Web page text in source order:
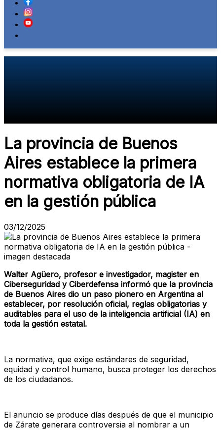
La provincia de Buenos
Aires establece la primera
normativa obligatoria de IA
en la gestión pública
03/12/2025
Walter Agüero, profesor e investigador, magister en
Ciberseguridad y Ciberdefensa informó que la provincia
de Buenos Aires dio un paso pionero en Argentina al
establecer, por resolución oficial, reglas obligatorias y
auditables para el uso de la inteligencia artificial (IA) en
toda la gestión estatal.
La normativa, que exige estándares de seguridad,
equidad y control humano, busca proteger los derechos
de los ciudadanos.
El anuncio se produce días después de que el municipio
de Zárate generara controversia al nombrar a un